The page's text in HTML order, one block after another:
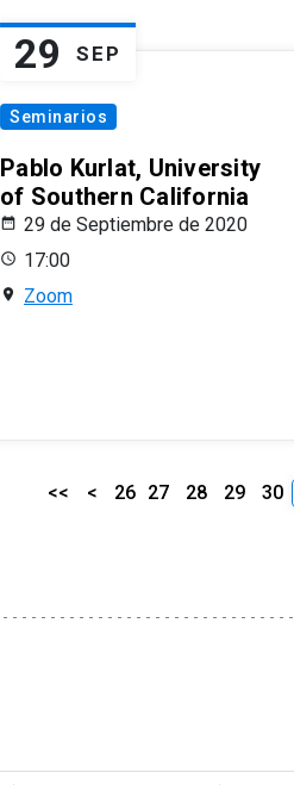
29 SEP
Seminarios
Pablo Kurlat, University
of Southern California
29 de Septiembre de 2020
17:00
Zoom
<< < 26 27 28 29 30